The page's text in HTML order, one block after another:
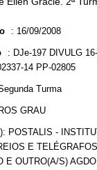
: 16/09/2008
: DJe-197 DIVULG
14 PP-02805
Turma
GRAU
POSTALIS -
E
E OUTRO(A/S)